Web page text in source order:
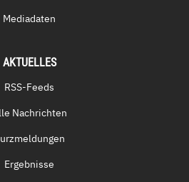
Mediadaten
AKTUELLES
RSS-Feeds
Nachrichten
Ergebnisse